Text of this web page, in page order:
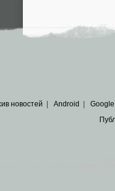
новостей Android Google